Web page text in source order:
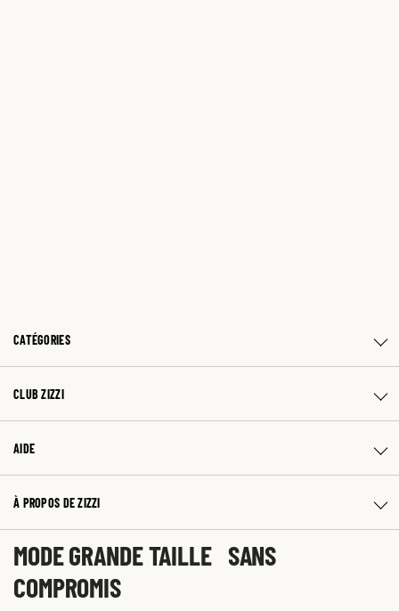
CATÉGORIES
CLUB ZIZZI
AIDE
À PROPOS DE ZIZZI
MODE GRANDE TAILLE SANS
COMPROMIS